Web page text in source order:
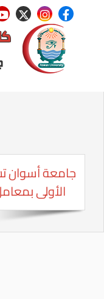
جامعة أسوان
الأولى